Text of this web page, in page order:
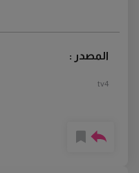
المصدر :
tv4